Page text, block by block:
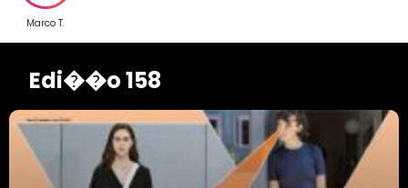
Contato
Marco T.
Edi��o 158